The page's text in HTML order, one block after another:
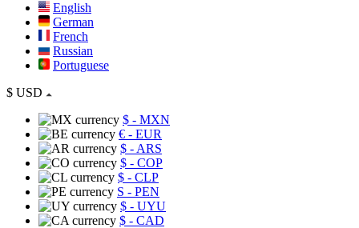
English
German
French
Russian
Portuguese
$ USD
$ - MXN
€ - EUR
$ - ARS
$ - COP
$ - CLP
S - PEN
$ - UYU
$ - CAD